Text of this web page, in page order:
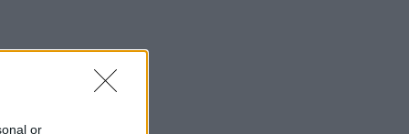
or